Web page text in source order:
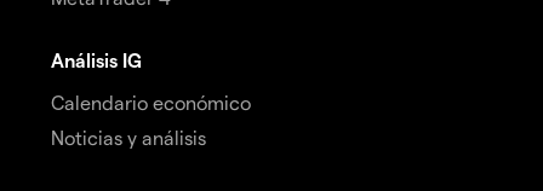
Análisis IG
Calendario económico
Noticias y análisis